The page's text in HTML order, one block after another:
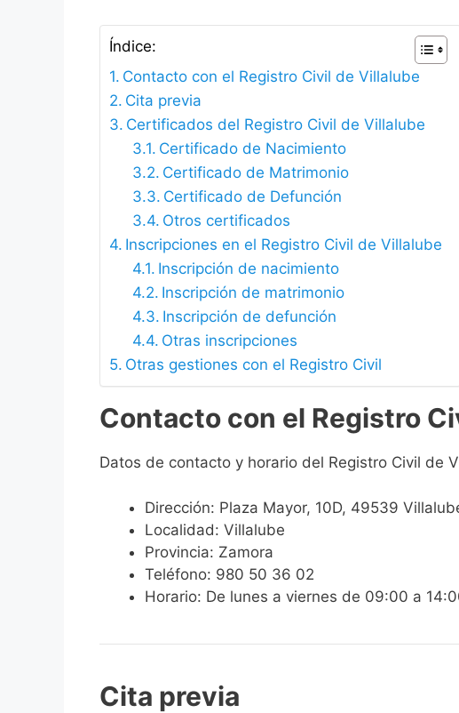
Índice:
Contacto con el Registro Civil de Villalube
Cita previa
Certificados del Registro Civil de Villalube
Certificado de Nacimiento
Certificado de Matrimonio
Certificado de Defunción
Otros certificados
Inscripciones en el Registro Civil de Villalube
Inscripción de nacimiento
Inscripción de matrimonio
Inscripción de defunción
Otras inscripciones
Otras gestiones con el Registro Civil
Contacto con el Registro
Datos de contacto y horario del Registro Civil de
Dirección: Plaza Mayor, 10D, 49539
Localidad: Villalube
Provincia: Zamora
Teléfono: 980 50 36 02
Horario: De lunes a viernes de 09:00 a
Cita previa